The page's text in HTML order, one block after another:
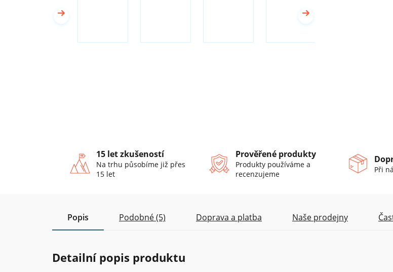
15 let zkušeností
Na trhu působíme již přes
15 let
Prověřené produkty
Produkty používáme a
recenzujeme
Při
Popis Podobné (5) Doprava a platba Naše prodejny
Detailní popis produktu